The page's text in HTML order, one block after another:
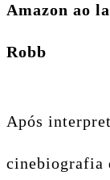
Amazon ao
Robb
Após
cinebiografia